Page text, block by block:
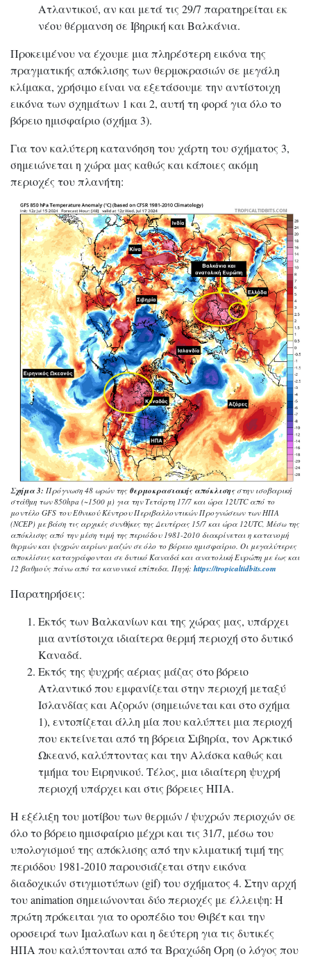
Ατλαντικού, αν και μετά τις 29/7 παρατηρείται εκ
νέου θέρμανση σε Ιβηρική και Βαλκάνια.
Προκειμένου να έχουμε μια πληρέστερη εικόνα της
πραγματικής απόκλισης των θερμοκρασιών σε μεγάλη
κλίμακα, χρήσιμο είναι να εξετάσουμε την αντίστοιχη
εικόνα των σχημάτων 1 και 2, αυτή τη φορά για όλο το
βόρειο ημισφαίριο (σχήμα 3).
Για τον καλύτερη κατανόηση του χάρτη του σχήματος 3,
σημειώνεται η χώρα μας καθώς και κάποιες ακόμη
περιοχές του πλανήτη:
Σχήμα 3: Πρόγνωση 48 ωρών της θερμοκρασιακής απόκλισηςστην ισοβαρική
στάθμη των 850hpa (~1500 μ) για την Τετάρτη 17/7 και ώρα 12UTC από το
μοντέλο GFS του Εθνικού Κέντρου Περιβαλλοντικών Προγνώσεων των ΗΠΑ
(NCEP) με βάση τις αρχικές συνθήκες της Δευτέρας 15/7 και ώρα 12UTC, Μέσω της
απόκλισης από την μέση τιμή της περιόδου 1981-2010 διακρίνεται η κατανομή
θερμών και ψυχρών αερίων μαζών σε όλο το βόρειο ημισφαίριο. Οι μεγαλύτερες
αποκλίσεις καταγράφονται σε δυτικό Καναδά και ανατολική Ευρώπη με έως και
12 βαθμούς πάνω από τα κανονικά επίπεδα. Πηγή: https://tropicaltidbits.com
Παρατηρήσεις:
Εκτός των Βαλκανίων και της χώρας μας, υπάρχει
μια αντίστοιχα ιδιαίτερα θερμή περιοχή στο δυτικό
Καναδά.
Εκτός της ψυχρής αέριας μάζας στο βόρειο
Ατλαντικό που εμφανίζεται στην περιοχή μεταξύ
Ισλανδίας και Αζορών (σημειώνεται και στο σχήμα
1), εντοπίζεται άλλη μία που καλύπτει μια περιοχή
που εκτείνεται από τη βόρεια Σιβηρία, τον Αρκτικό
Ωκεανό, καλύπτοντας και την Αλάσκα καθώς και
τμήμα του Ειρηνικού. Τέλος, μια ιδιαίτερη ψυχρή
περιοχή υπάρχει και στις βόρειες ΗΠΑ.
Η εξέλιξη του μοτίβου των θερμών / ψυχρών περιοχών σε
όλο το βόρειο ημισφαίριο μέχρι και τις 31/7, μέσω του
υπολογισμού της απόκλισης από την κλιματική τιμή της
περιόδου 1981-2010 παρουσιάζεται στην εικόνα
διαδοχικών στιγμιοτύπων (gif) του σχήματος 4. Στην αρχή
του animation σημειώνονται δύο περιοχές με έλλειψη: Η
πρώτη πρόκειται για το οροπέδιο του Θιβέτ και την
οροσειρά των Ιμαλαΐων και η δεύτερη για τις δυτικές
ΗΠΑ που καλύπτονται από τα Βραχώδη Όρη (ο λόγος που